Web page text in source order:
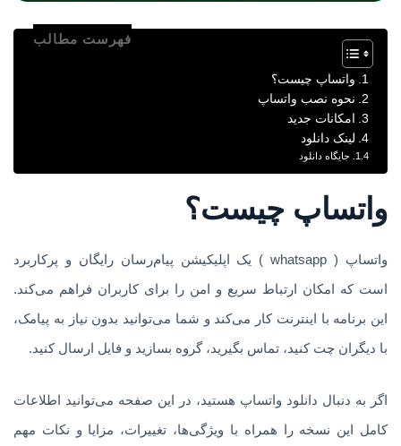
فهرست مطالب
واتساپ چیست؟
نحوه نصب واتساپ
امکانات جدید
لینک دانلود
جایگاه دانلود
واتساپ چیست؟
واتساپ ( whatsapp ) یک اپلیکیشن پیام‌رسان رایگان و پرکاربرد
است که امکان ارتباط سریع و امن را برای کاربران فراهم می‌کند.
این برنامه با اینترنت کار می‌کند و شما می‌توانید بدون نیاز به پیامک،
با دیگران چت کنید، تماس بگیرید، گروه بسازید و فایل ارسال کنید.
اگر به دنبال دانلود واتساپ هستید، در این صفحه می‌توانید اطلاعات
کامل این نسخه را همراه با ویژگی‌ها، تغییرات، مزایا و نکات مهم